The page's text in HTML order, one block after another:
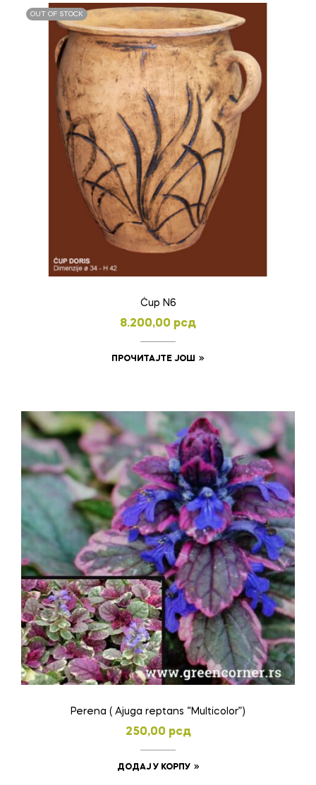
OUT OF STOCK
Ćup N6
8.200,00 рсд
ПРОЧИТАЈТЕ ЈОШ
Perena ( Ajuga reptans “Multicolor”)
250,00 рсд
ДОДАЈ У КОРПУ